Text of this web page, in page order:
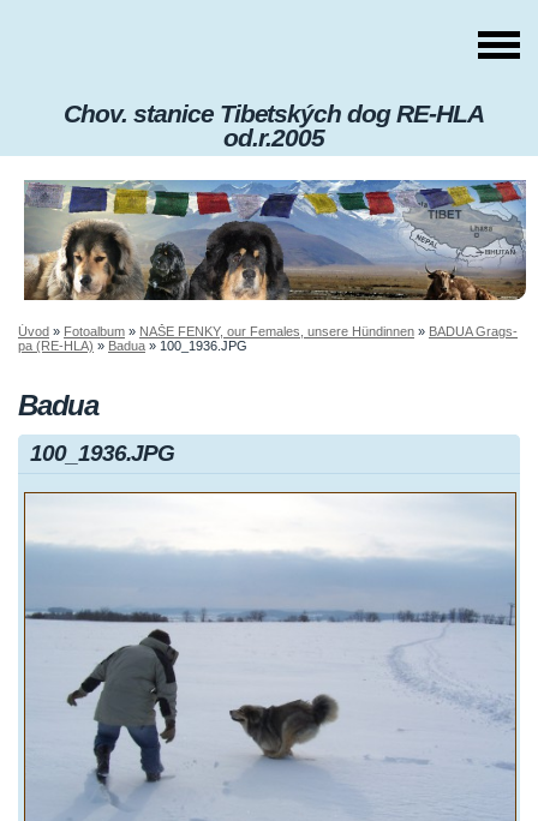
Chov. stanice Tibetských dog RE-HLA
od.r.2005
Úvod » Fotoalbum » NAŠE FENKY, our Females, unsere Hündinnen » BADUA Grags-
pa (RE-HLA) » Badua » 100_1936.JPG
Badua
100_1936.JPG